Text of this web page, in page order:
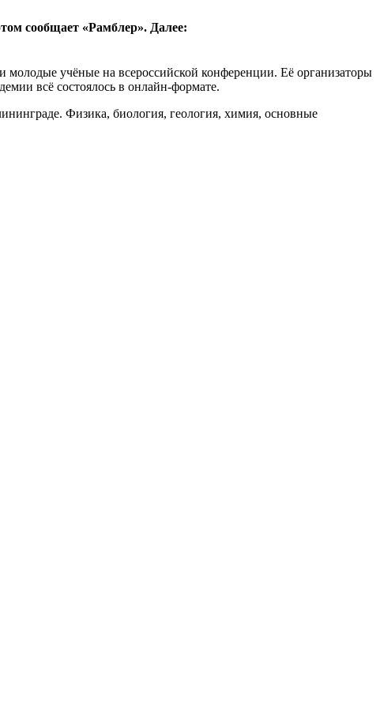
сообщает «Рамблер». Далее:
учёные на всероссийской конференции. Её организаторы
всё состоялось в онлайн-формате.
Физика, биология, геология, химия, основные